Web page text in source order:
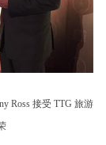
Ross 接受 TTG 旅游